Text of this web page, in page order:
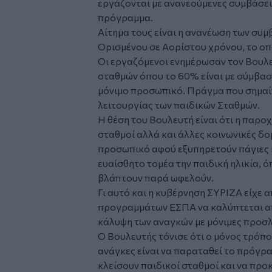
εργάζονται με ανανεούμενες
πρόγραμμα.
Αίτημα τους είναι η ανανέωση των
Ορισμένου σε Αορίστου χρόνου, το
Οι εργαζόμενοι ενημέρωσαν τον
σταθμών όπου το 60% είναι με
μόνιμο προσωπικό. Πράγμα που
λειτουργίας των παιδικών Σταθμών.
Η θέση του Βουλευτή είναι ότι η
σταθμοί αλλά και άλλες κοινωνικές
προσωπικό αφού εξυπηρετούν πάγιες
ευαίσθητο τομέα την παιδική ηλικία,
βλάπτουν παρά ωφελούν.
Γι αυτό και η κυβέρνηση ΣΥΡΙΖΑ είχε
προγραμμάτων ΕΣΠΑ να καλύπτεται
κάλυψη των αναγκών με μόνιμες
Ο Βουλευτής τόνισε ότι ο μόνος
ανάγκες είναι να παραταθεί το
κλείσουν παιδικοί σταθμοί και να